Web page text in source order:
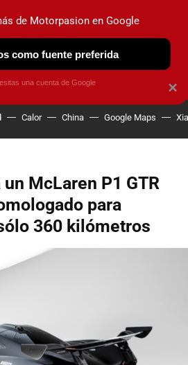
OBSERVATORIO
Calor China Google Maps
McLaren P1 GTR
para
360 kilómetros
×
de Motorpasion en Google
como fuente preferida
una cuenta de Google